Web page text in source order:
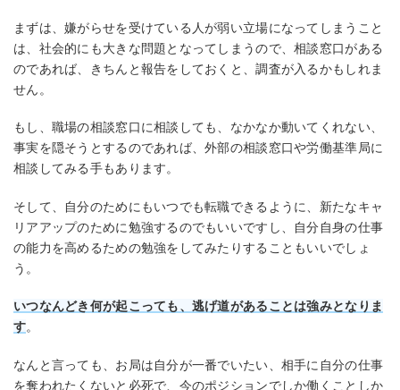
まずは、嫌がらせを受けている人が弱い立場になってしまうこと
は、社会的にも大きな問題となってしまうので、相談窓口がある
のであれば、きちんと報告をしておくと、調査が入るかもしれま
せん。
もし、職場の相談窓口に相談しても、なかなか動いてくれない、
事実を隠そうとするのであれば、外部の相談窓口や労働基準局に
相談してみる手もあります。
そして、自分のためにもいつでも転職できるように、新たなキャ
リアアップのために勉強するのでもいいですし、自分自身の仕事
の能力を高めるための勉強をしてみたりすることもいいでしょ
う。
いつなんどき何が起こっても、逃げ道があることは強みとなりま
す。
なんと言っても、お局は自分が一番でいたい、相手に自分の仕事
を奪われたくないと必死で、今のポジションでしか働くことしか